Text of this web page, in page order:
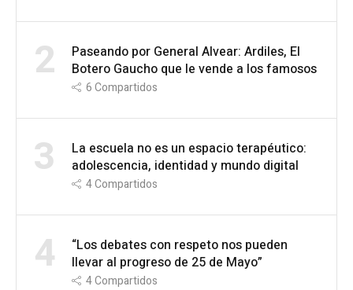
2
Paseando por General Alvear: Ardiles, El
Botero Gaucho que le vende a los famosos
6Compartidos
3
La escuela no es un espacio terapéutico:
adolescencia, identidad y mundo digital
4Compartidos
4
“Los debates con respeto nos pueden
llevar al progreso de 25 de Mayo”
4Compartidos